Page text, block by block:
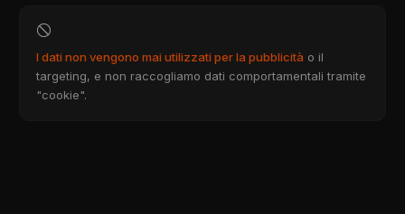
I dati non vengono mai utilizzati per la pubblicità o il
targeting, e non raccogliamo dati comportamentali tramite
"cookie".